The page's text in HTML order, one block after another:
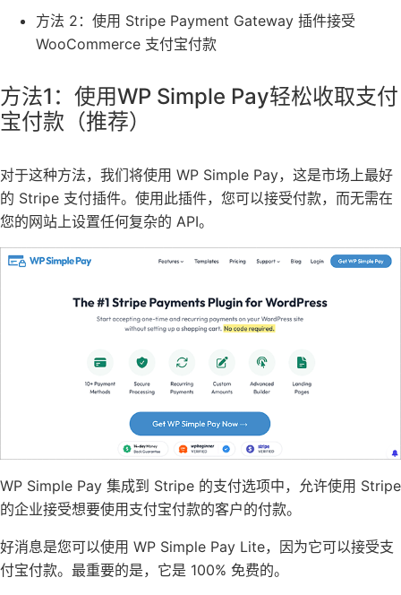
方法 2：使用 Stripe Payment Gateway 插件接受
WooCommerce 支付宝付款
方法1：使用WP Simple Pay轻松收取支付
宝付款（推荐）
对于这种方法，我们将使用 WP Simple Pay，这是市场上最好
的 Stripe 支付插件。使用此插件，您可以接受付款，而无需在
您的网站上设置任何复杂的 API。
WP Simple Pay 集成到 Stripe 的支付选项中，允许使用 Stripe
的企业接受想要使用支付宝付款的客户的付款。
好消息是您可以使用 WP Simple Pay Lite，因为它可以接受支
付宝付款。最重要的是，它是 100% 免费的。